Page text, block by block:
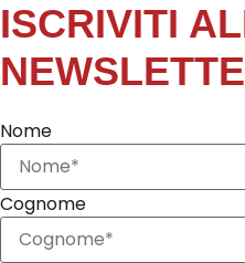
ISCRIVITI
Nome
Cognome